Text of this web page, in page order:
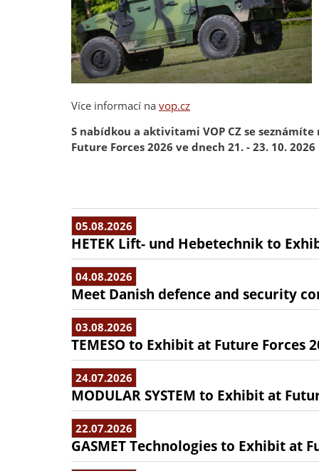
Více informací na vop.cz
S nabídkou a aktivitami VOP CZ se
Future Forces 2026 ve dnech 21. - 23. 10. 2026
05.08.2026
HETEK Lift- und Hebetechnik to
04.08.2026
Meet Danish defence and security
03.08.2026
TEMESO to Exhibit at Future Forces
24.07.2026
MODULAR SYSTEM to Exhibit at
22.07.2026
GASMET Technologies to Exhibit at